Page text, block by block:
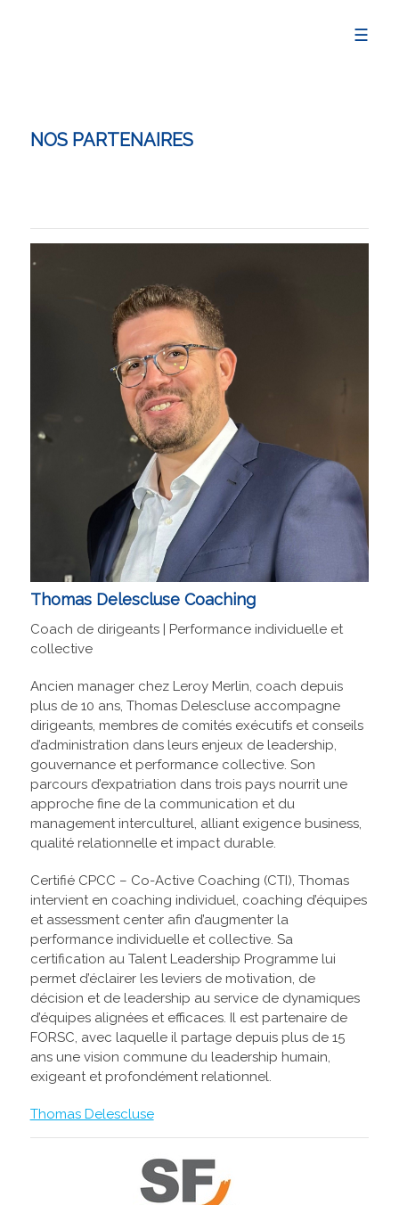
☰
NOS PARTENAIRES
Thomas Delescluse Coaching
Coach de dirigeants | Performance individuelle et
collective
Ancien manager chez Leroy Merlin, coach depuis
plus de 10 ans, Thomas Delescluse accompagne
dirigeants, membres de comités exécutifs et conseils
d’administration dans leurs enjeux de leadership,
gouvernance et performance collective. Son
parcours d’expatriation dans trois pays nourrit une
approche fine de la communication et du
management interculturel, alliant exigence business,
qualité relationnelle et impact durable.
Certifié CPCC – Co-Active Coaching (CTI), Thomas
intervient en coaching individuel, coaching d’équipes
et assessment center afin d’augmenter la
performance individuelle et collective. Sa
certification au Talent Leadership Programme lui
permet d’éclairer les leviers de motivation, de
décision et de leadership au service de dynamiques
d’équipes alignées et efficaces. Il est partenaire de
FORSC, avec laquelle il partage depuis plus de 15
ans une vision commune du leadership humain,
exigeant et profondément relationnel.
Thomas Delescluse